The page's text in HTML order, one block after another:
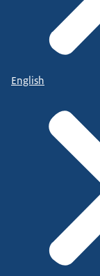
English